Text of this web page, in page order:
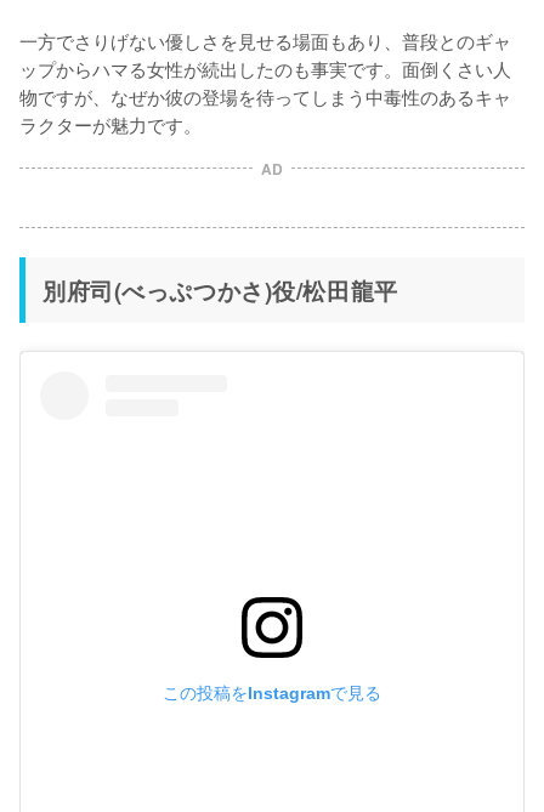
一方でさりげない優しさを見せる場面もあり、普段とのギャ
ップからハマる女性が続出したのも事実です。面倒くさい人
物ですが、なぜか彼の登場を待ってしまう中毒性のあるキャ
ラクターが魅力です。
AD
別府司(べっぷつかさ)役/松田龍平
この投稿をInstagramで見る